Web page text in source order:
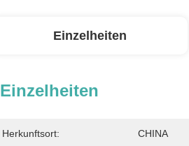
Einzelheiten
Einzelheiten
Herkunftsort: CHINA